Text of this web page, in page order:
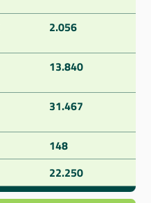
2.056
13.840
31.467
148
22.250